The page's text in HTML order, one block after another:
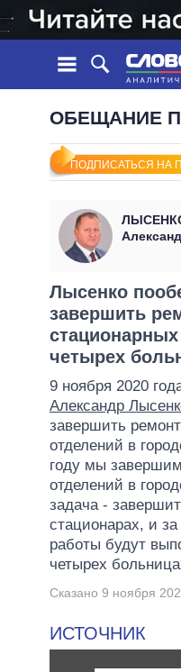
ЛЕНТА
СОБЫТИЯ
СТАТЬИ
МНЕНИЯ
ОБЗОРЫ
ДАЙДЖЕСТЫ
ВСЕ ПОЛИТИКИ
ПРЕЗИДЕНТ И
ВЕРХОВНАЯ
КАБИНЕТ
ГЛАВЫ
МЭРЫ
ВСЕ ПЕРСОНЫ
ОБЕЩАНИЕ
ПОДПИСАТЬСЯ НА
Лысенко
завершить
четырех
9 ноября 2020
Александр
завершить
отделений в
году мы
отделений в
задача -
стационарах, и
работы будут
четырех
Сказано 9 ноября
ИСТОЧНИК